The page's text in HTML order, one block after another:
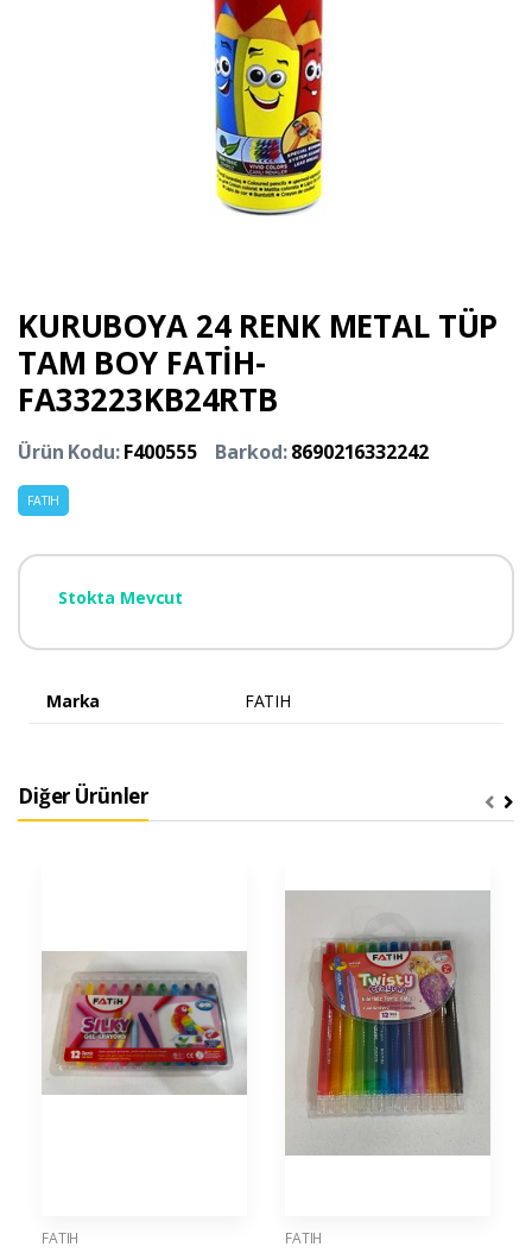
KURUBOYA 24 RENK METAL TÜP
TAM BOY FATİH-
FA33223KB24RTB
Ürün Kodu:F400555 Barkod:8690216332242
FATIH
Stokta Mevcut
Marka FATIH
Diğer Ürünler
FATIH
FATIH